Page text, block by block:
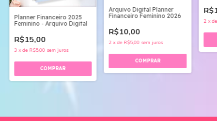
Planner Financeiro 2025
Feminino - Arquivo Digital
R$15,00
3 xde R$5,00 sem juros
Arquivo Digital Planner
Financeiro Feminino 2026
R$10,00
2 xde R$5,00 sem juros
2 x